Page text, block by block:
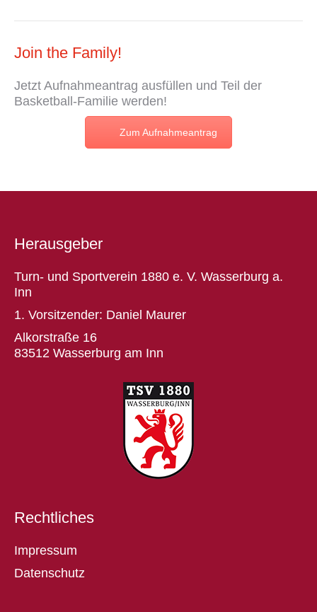
Join the Family!
Jetzt Aufnahmeantrag ausfüllen und Teil der
Basketball-Familie werden!
Zum Aufnahmeantrag
Herausgeber
Turn- und Sportverein 1880 e. V. Wasserburg a.
Inn
1. Vorsitzender: Daniel Maurer
Alkorstraße 16
83512 Wasserburg am Inn
Rechtliches
Impressum
Datenschutz